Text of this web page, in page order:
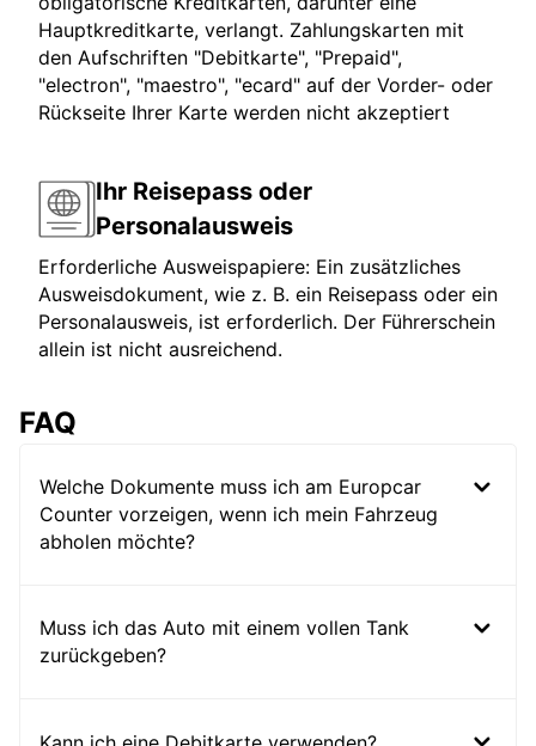
Hauptkreditkarte, verlangt. Zahlungskarten mit
den Aufschriften "Debitkarte", "Prepaid",
"electron", "maestro", "ecard" auf der Vorder- oder
Rückseite Ihrer Karte werden nicht akzeptiert
Ihr Reisepass oder
Personalausweis
Erforderliche Ausweispapiere: Ein zusätzliches
Ausweisdokument, wie z. B. ein Reisepass oder ein
Personalausweis, ist erforderlich. Der Führerschein
allein ist nicht ausreichend.
FAQ
Welche Dokumente muss ich am Europcar
Counter vorzeigen, wenn ich mein Fahrzeug
abholen möchte?
Muss ich das Auto mit einem vollen Tank
zurückgeben?